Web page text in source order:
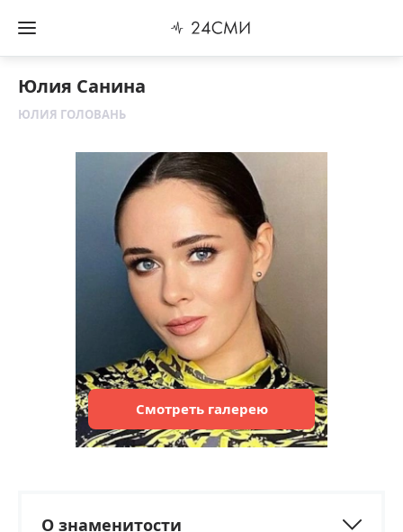
Юлия Санина
ЮЛИЯ ГОЛОВАНЬ
Смотреть галерею
О знаменитости